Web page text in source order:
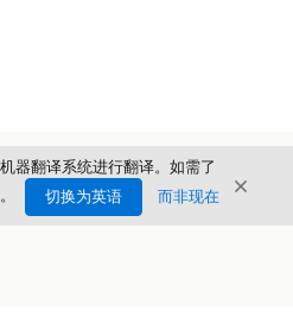
器翻译系统进行翻译。如需了
。 切换为英语 而非现在 关闭